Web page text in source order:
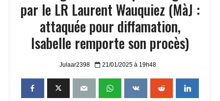
par le LR Laurent Wauquiez (MàJ :
attaquée pour diffamation,
Isabelle remporte son procès)
Julaar2398 21/01/2025 à 19h48